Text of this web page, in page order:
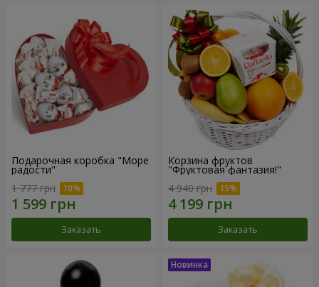
Подарочная коробка "Море
радости"
1 777 грн
Заказать
Корзина фруктов
"Фруктовая фантазия!"
4 940 грн
Заказать